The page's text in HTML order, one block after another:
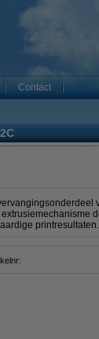
Contact
printresultaten.